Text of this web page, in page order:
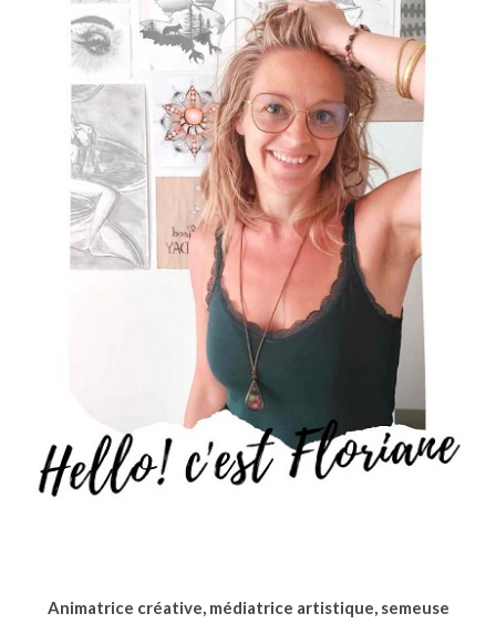
Animatrice créative, médiatrice artistique, semeuse